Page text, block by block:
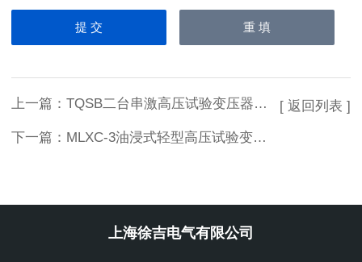
上一篇： TQSB二台串激高压试验变压器上海徐吉电气
下一篇： MLXC-3油浸式轻型高压试验变压器供应
[ 返回列表 ]
上海徐吉电气有限公司